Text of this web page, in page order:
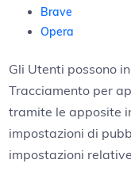
Brave
Opera
Gli Utenti possono
Tracciamento per
tramite le apposite
impostazioni di
impostazioni